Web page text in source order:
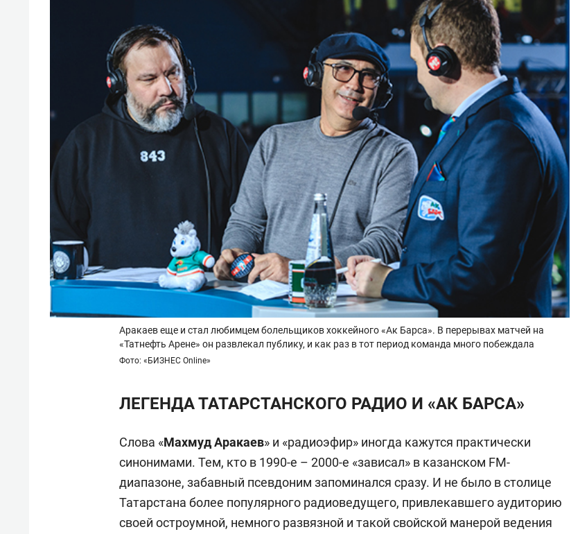
Аракаев еще и стал любимцем болельщиков хоккейного «Ак Барса». В перерывах матчей на
«Татнефть Арене» он развлекал публику, и как раз в тот период команда много побеждала
Фото: «БИЗНЕС Online»
ЛЕГЕНДА ТАТАРСТАНСКОГО РАДИО И «АК БАРСА»
Слова «Махмуд Аракаев» и «радиоэфир» иногда кажутся практически
синонимами. Тем, кто в 1990-е – 2000-е «зависал» в казанском FM-
диапазоне, забавный псевдоним запоминался сразу. И не было в столице
Татарстана более популярного радиоведущего, привлекавшего аудиторию
своей остроумной, немного развязной и такой свойской манерой ведения